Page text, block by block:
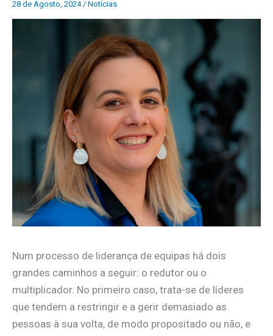
28 de Agosto, 2024 / Notícias
Num processo de liderança de equipas há dois
grandes caminhos a seguir: o redutor ou o
multiplicador. No primeiro caso, trata-se de líderes
que tendem a restringir e a gerir demasiado as
pessoas à sua volta, de modo propositado ou não, e